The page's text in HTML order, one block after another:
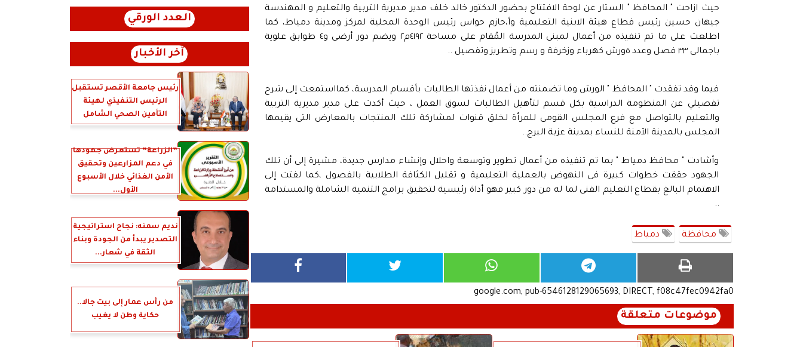
حيث ازاحت " المحافظ " الستار عن لوحة الافتتاح بحضور الدكتور خالد خلف مدير مديرية التربية والتعليم و المهندسة
جيهان حسين رئيس قطاع هيئة الابنية التعليمية وأ،حازم حواس رئيس الوحدة المحلية لمركز ومدينة دمياط، كما
اطلعت على ما تم تنفيذه من أعمال لمبنى المدرسة المُقام على مساحة ٤١٩٢م٢ ويضم دور أرضى و٤ طوابق علوية
باجمالى ٣٣ فصل وعدد ٥ورش كهرباء وزخرفة و رسم وتطريز وتفصيل ..
فيما وقد تفقدت " المحافظ " الورش وما تضمنته من أعمال نفذتها الطالبات بأقسام المدرسة، كمااستمعت إلى شرح
تفصيلي عن المنظومة الدراسية بكل قسم لتأهيل الطالبات لسوق العمل ، حيث أكدت على مدير مديرية التربية
والتعليم بالتواصل مع فرع المجلس القومى للمرأة لخلق قنوات لمشاركة تلك المنتجات بالمعارض التى يقيمها
المجلس بالمدينة الآمنة للنساء بمدينة عزبة البرج..
وأشادت " محافظ دمياط " بما تم تنفيذه من أعمال تطوير وتوسعة واحلال وإنشاء مدارس جديدة، مشيرة إلى أن تلك
الجهود حققت خطوات كبيرة فى النهوض بالعملية التعليمية و تقليل الكثافة الطلابية بالفصول ،كما لفتت إلى
الاهتمام البالغ بقطاع التعليم الفنى لما له من دور كبير فهو أداة رئيسية لتحقيق برامج التنمية الشاملة والمستدامة
..
محافظة دمياط
google.com, pub-6546128129065693, DIRECT, f08c47fec0942fa0
موضوعات متعلقة
العدد الورقي
آخر الأخبار
رئيس جامعة الأقصر تستقبل
الرئيس التنفيذي لهيئة
التأمين الصحي الشامل
”الزراعة” تستعرض جهودها
في دعم المزارعين وتحقيق
الأمن الغذائي خلال الأسبوع
الأول...
نديم سمنه: نجاح استراتيجية
التصدير يبدأ من الجودة وبناء
الثقة في شعار...
من رأس عمار إلى بيت جالا..
حكاية وطن لا يغيب